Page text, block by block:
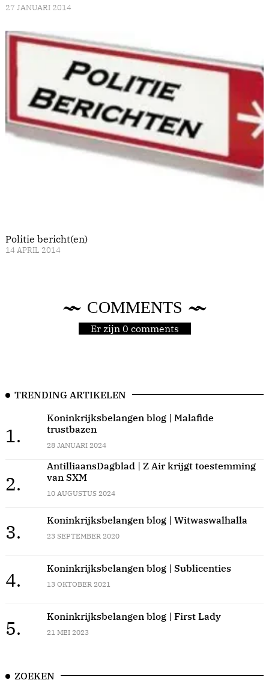
27 JANUARI 2014
Politie bericht(en)
14 APRIL 2014
COMMENTS
Er zijn 0 comments
TRENDING ARTIKELEN
1.
Koninkrijksbelangen blog | Malafide
trustbazen
28 JANUARI 2024
2.
AntilliaansDagblad | Z Air krijgt toestemming
van SXM
10 AUGUSTUS 2024
3.
Koninkrijksbelangen blog | Witwaswalhalla
23 SEPTEMBER 2020
4.
Koninkrijksbelangen blog | Sublicenties
13 OKTOBER 2021
5.
Koninkrijksbelangen blog | First Lady
21 MEI 2023
ZOEKEN